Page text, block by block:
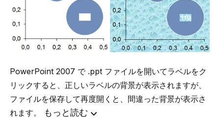
PowerPoint 2007 で .ppt ファイルを開いてラベルをク
リックすると、正しいラベルの背景が表示されますが、
ファイルを保存して再度開くと、間違った背景が表示さ
れます。
もっと読む